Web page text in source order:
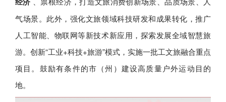
气场景。此外，强化文旅领域科技研发和成果转化，推广
人工智能、物联网等新技术新应用，探索发展全域智慧旅
游。创新“工业+科技+旅游”模式，实施一批工文旅融合重点
项目。鼓励有条件的市（州）建设高质量户外运动目的
地。